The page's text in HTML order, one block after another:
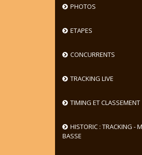
PHOTOS
ETAPES
CONCURRENTS
TRACKING LIVE
TIMING ET CLASSEMENT
HISTORIC : TRACKING -
BASSE